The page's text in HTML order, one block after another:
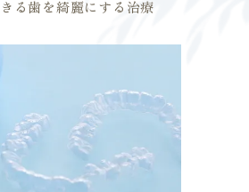
る歯を綺麗にする治療